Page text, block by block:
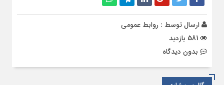
ارسال توسط : روابط عمومی
بدون دیدگاه